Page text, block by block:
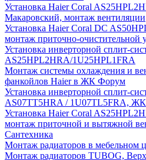
Установка Haier Coral
Макаровский, монтаж вентиляции
Установка Haier Coral DC
монтаж приточно-очистительной
Установка инверторной сплит-
AS25HPL2HRA/1U25HPL1FRA
Монтаж системы охлаждения и
фанкойлов Haier в ЖК Форум
Установка инверторной сплит-
AS07TT5HRA / 1U07TL5FRA, ЖК
Установка Haier Coral
монтаж приточной и вытяжной
Сантехника
Монтаж радиаторов в мебельном
Монтаж радиаторов TUBOG,